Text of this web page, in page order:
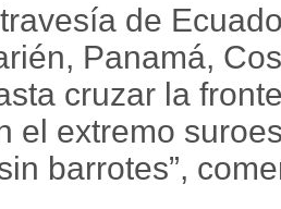
de
Panamá,
cruzar la
el extremo
barrotes”,